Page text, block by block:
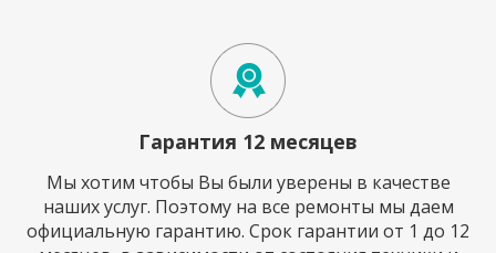
Гарантия 12 месяцев
Мы хотим чтобы Вы были уверены в качестве
наших услуг. Поэтому на все ремонты мы даем
официальную гарантию. Срок гарантии от 1 до 12